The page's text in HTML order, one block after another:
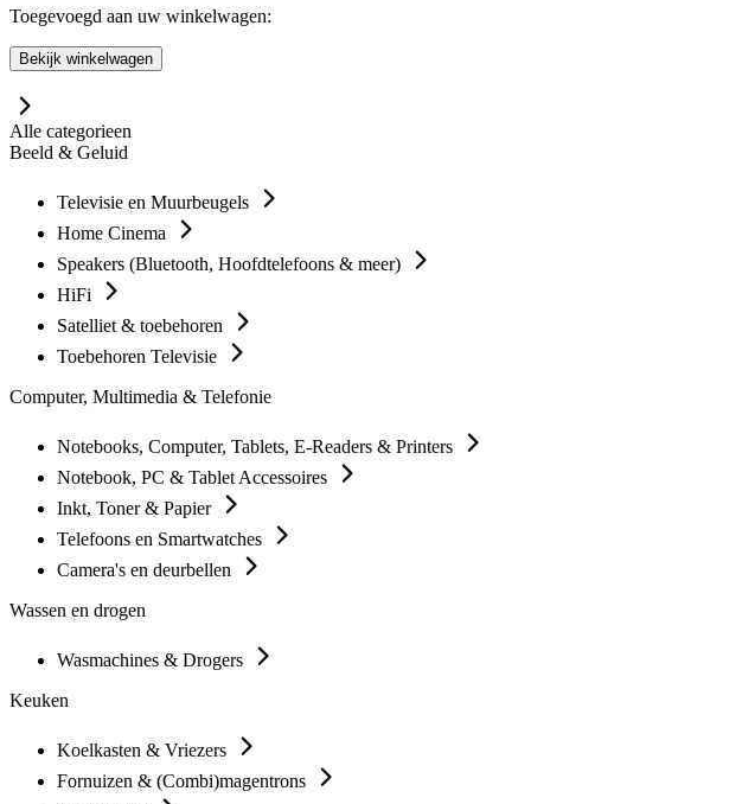
Toegevoegd aan uw winkelwagen:
Bekijk winkelwagen
Alle categorieen
Beeld & Geluid
Televisie en Muurbeugels
Home Cinema
Speakers (Bluetooth, Hoofdtelefoons & meer)
HiFi
Satelliet & toebehoren
Toebehoren Televisie
Computer, Multimedia & Telefonie
Notebooks, Computer, Tablets, E-Readers & Printers
Notebook, PC & Tablet Accessoires
Inkt, Toner & Papier
Telefoons en Smartwatches
Camera's en deurbellen
Wassen en drogen
Wasmachines & Drogers
Keuken
Koelkasten & Vriezers
Fornuizen & (Combi)magentrons